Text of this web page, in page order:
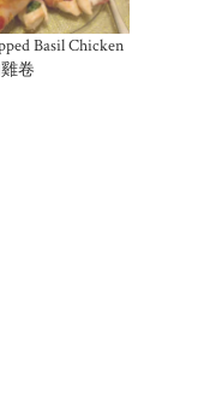
Basil Chicken
卷